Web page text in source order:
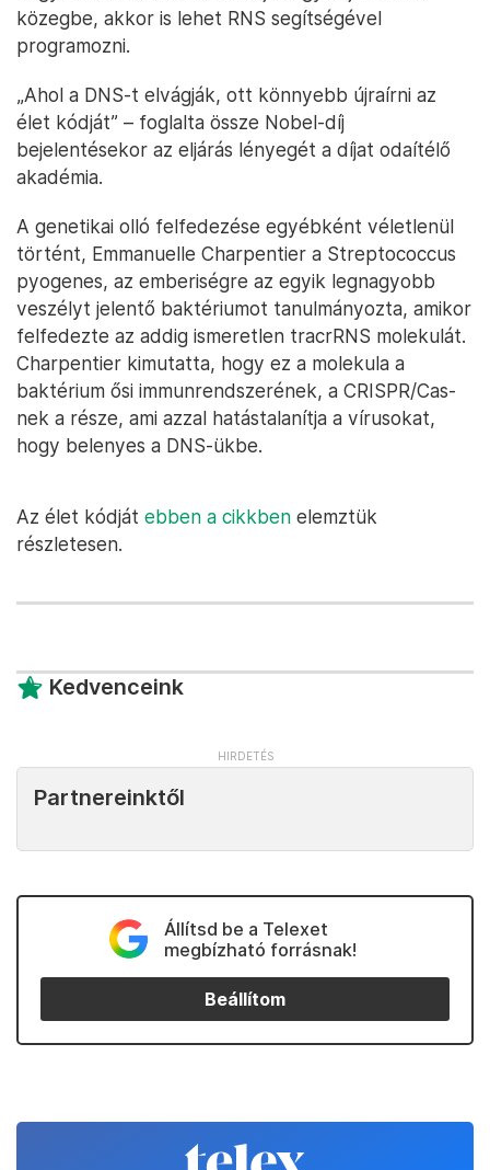
közegbe, akkor is lehet RNS segítségével
programozni.
„Ahol a DNS-t elvágják, ott könnyebb újraírni az
élet kódját” – foglalta össze Nobel-díj
bejelentésekor az eljárás lényegét a díjat odaítélő
akadémia.
A genetikai olló felfedezése egyébként véletlenül
történt, Emmanuelle Charpentier a Streptococcus
pyogenes, az emberiségre az egyik legnagyobb
veszélyt jelentő baktériumot tanulmányozta, amikor
felfedezte az addig ismeretlen tracrRNS molekulát.
Charpentier kimutatta, hogy ez a molekula a
baktérium ősi immunrendszerének, a CRISPR/Cas-
nek a része, ami azzal hatástalanítja a vírusokat,
hogy belenyes a DNS-ükbe.
Az élet kódját ebben a cikkben elemztük
részletesen.
Kedvenceink
Partnereinktől
Állítsd be a Telexet
megbízható forrásnak!
Beállítom